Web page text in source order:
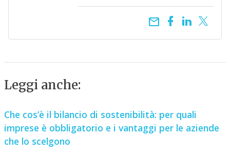
email
Leggi anche:
Che cos’è il bilancio di sostenibilità: per quali
imprese è obbligatorio e i vantaggi per le aziende
che lo scelgono